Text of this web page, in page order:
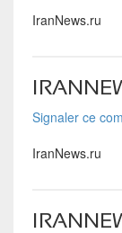
IranNews.ru
Signaler ce
IranNews.ru